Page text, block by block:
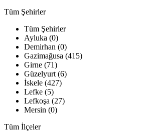
Tüm Şehirler
Tüm Şehirler
Ayluka (0)
Demirhan (0)
Gazimağusa (415)
Girne (71)
Güzelyurt (6)
İskele (427)
Lefke (5)
Lefkoşa (27)
Mersin (0)
Tüm İlçeler